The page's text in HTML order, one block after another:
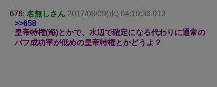
676: 名無しさん 2017/08/09(水) 04:19:36.913
>>658
皇帝特権(海)とかで、水辺で確定になる代わりに通常の
バフ成功率が低めの皇帝特権とかどうよ？